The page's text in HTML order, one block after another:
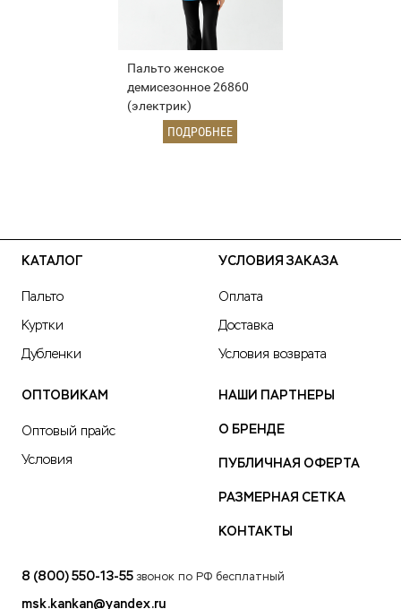
Пальто женское
демисезонное 26860
(электрик)
ПОДРОБНЕЕ
КАТАЛОГ
Пальто
Куртки
Дубленки
УСЛОВИЯ ЗАКАЗА
Оплата
Доставка
Условия возврата
ОПТОВИКАМ
Оптовый прайс
Условия
НАШИ ПАРТНЕРЫ
О БРЕНДЕ
ПУБЛИЧНАЯ ОФЕРТА
РАЗМЕРНАЯ СЕТКА
КОНТАКТЫ
8 (800) 550-13-55 звонок по РФ бесплатный
msk.kankan@yandex.ru